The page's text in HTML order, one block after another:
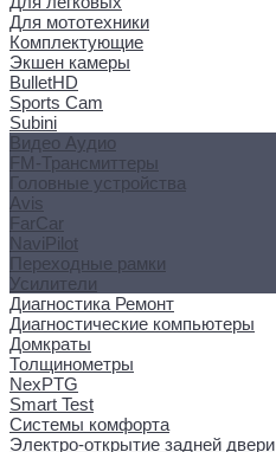
Для мототехники
Комплектующие
Экшен камеры
BulletHD
Sports Cam
Subini
Видео Аудио
FM-Трансмиттеры
Головные устройства
Avis
FarCar
NaviPilot
Переходные рамки
Усилители
Диагностика Ремонт
Диагностические компьютеры
Домкраты
Толщинометры
NexPTG
Smart Test
Системы комфорта
Электро-открытие задней двери